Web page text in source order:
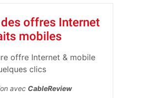
offres Internet
mobiles
offre Internet & mobile
clics
avec CableReview